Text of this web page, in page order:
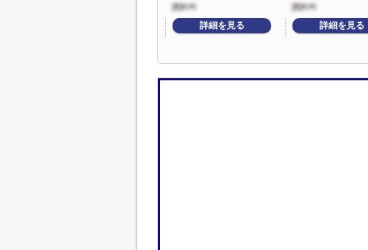
詳細を見る 詳細を見る